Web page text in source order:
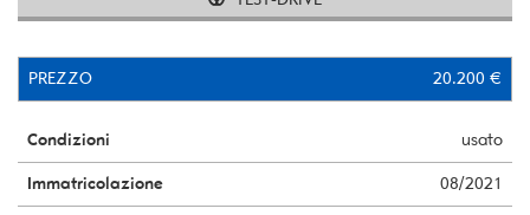
PREZZO 20.200 €
Condizioni usato
Immatricolazione 08/2021